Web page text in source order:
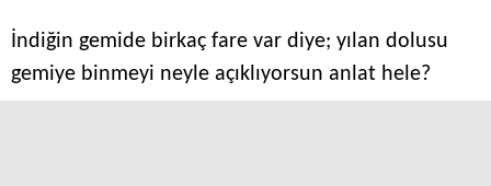
İndiğin gemide birkaç fare var diye; yılan dolusu
gemiye binmeyi neyle açıklıyorsun anlat hele?